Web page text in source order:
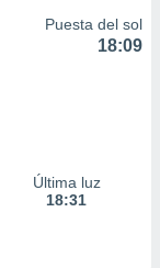
Puesta del sol
18:09
Última luz
18:31